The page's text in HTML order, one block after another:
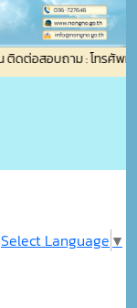
ต่อสอบถาม : โทรศัพท์ :
Select Language ▼